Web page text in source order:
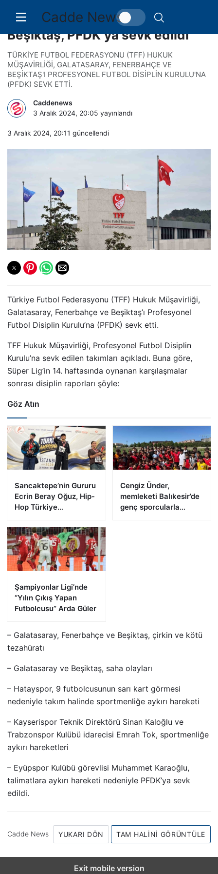
Cadde News
Galatasaray, Fenerbahçe ve
Beşiktaş, PFDK’ya sevk edildi
TÜRKİYE FUTBOL FEDERASYONU (TFF) HUKUK
MÜŞAVİRLİĞİ, GALATASARAY, FENERBAHÇE VE
BEŞİKTAŞ'I PROFESYONEL FUTBOL DİSİPLİN KURULU'NA
(PFDK) SEVK ETTİ.
Caddenews
3 Aralık 2024, 20:05 yayınlandı
3 Aralık 2024, 20:11 güncellendi
Türkiye Futbol Federasyonu (TFF) Hukuk Müşavirliği,
Galatasaray, Fenerbahçe ve Beşiktaş’ı Profesyonel
Futbol Disiplin Kurulu’na (PFDK) sevk etti.
TFF Hukuk Müşavirliği, Profesyonel Futbol Disiplin
Kurulu’na sevk edilen takımları açıkladı. Buna göre,
Süper Lig’in 14. haftasında oynanan karşılaşmalar
sonrası disiplin raporları şöyle:
Göz Atın
Sancaktepe’nin Gururu
Ecrin Beray Oğuz, Hip-
Hop Türkiye
Zirveye Çıktı
Cengiz Ünder,
memleketi Balıkesir’de
genç sporcularla
Şampiyonlar Ligi’nde
“Yılın Çıkış Yapan
Futbolcusu” Arda Güler
– Galatasaray, Fenerbahçe ve Beşiktaş, çirkin ve kötü
tezahüratı
– Galatasaray ve Beşiktaş, saha olayları
– Hatayspor, 9 futbolcusunun sarı kart görmesi
nedeniyle takım halinde sportmenliğe aykırı hareketi
– Kayserispor Teknik Direktörü Sinan Kaloğlu ve
Trabzonspor Kulübü idarecisi Emrah Tok, sportmenliğe
aykırı hareketleri
– Eyüpspor Kulübü görevlisi Muhammet Karaoğlu,
talimatlara aykırı hareketi nedeniyle PFDK’ya sevk
edildi.
Cadde News YUKARI DÖN TAM HALINI GÖRÜNTÜLE
Exit mobile version